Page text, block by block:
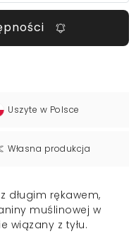
Uszyte w Polsce
Własna produkcja
długim rękawem,
muślinowej w
wiązany z tyłu.